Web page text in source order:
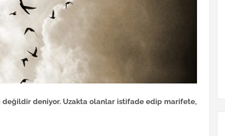
değildir deniyor. Uzakta olanlar istifade edip marifete,